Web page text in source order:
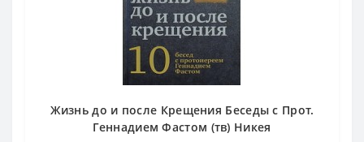
Жизнь до и после Крещения Беседы с Прот.
Геннадием Фастом (тв) Никея